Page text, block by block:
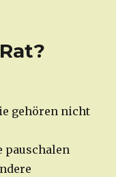
gehören nicht
pauschalen